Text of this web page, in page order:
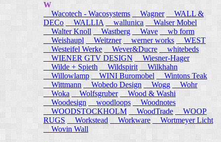
W
Wacotech - Wacosystems
Wagner
WALL &
DECo
WALLIA wallunica
Walser Mobel
Walter Knoll
Wastberg Wave
wb form
Weishaupl
Weitzner werner works
WEST
Westeifel Werke
Wever&Ducre
whitebeds
WIENER GTV DESIGN
Wiesner-Hager
Wilde + Spieth
Wildspirit
Wilkhahn
Willowlamp
WINI Buromobel
Wintons Teak
Wittmann
Wobedo Design Wogg
Wohr
Woka
Wolfsgruber
Wood & Washi
Woodesign
woodloops
Woodnotes
WOODSTOCKHOLM
WoodTrade
WOOP
RUGS
Workstead Workware
Wortmeyer Licht
Wovin Wall